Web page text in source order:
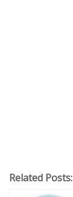
Related Posts: